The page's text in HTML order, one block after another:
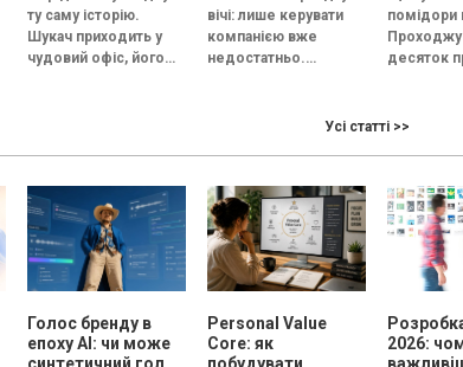
ту саму історію.
Шукач приходить у
чудовий офіс, його
вічі: лише керувати
компанією вже
недостатньо.
бізнесу. За даними
помідори
Проходжу
десяток
два-три
Усі статті >>
Голос бренду в
епоху АІ: чи може
синтетичний голос
Personal Value
Core: як
побудувати
2026: